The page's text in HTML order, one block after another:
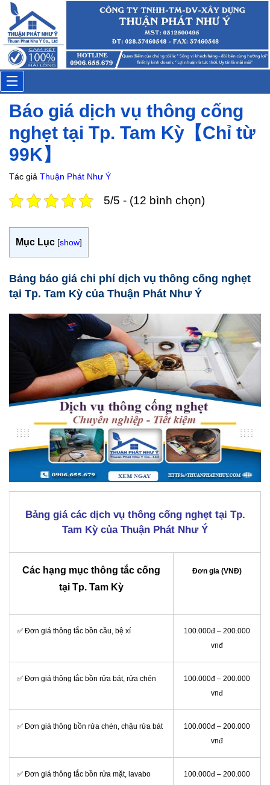
Toggle
navigation
Báo giá dịch vụ thông cống
nghẹt tại Tp. Tam Kỳ【Chỉ từ
99K】
Tác giả Thuận Phát Như Ý
5/5 - (12 bình chọn)
Mục Lục [show]
Bảng báo giá chi phí dịch vụ thông cống nghẹt
tại Tp. Tam Kỳ của Thuận Phát Như Ý
Bảng giá các dịch vụ thông cống nghẹt tại Tp.
Tam Kỳ của Thuận Phát Như Ý
Các hạng mục thông tắc cống
tại Tp. Tam Kỳ
Đơn gia (VNĐ)
✅ Đơn giá thông tắc bồn cầu, bệ xí
100.000đ – 200.000
vnđ
✅ Đơn giá thông tắc bồn rửa bát, rửa chén
100.000đ – 200.000
vnđ
✅ Đơn giá thông bồn rửa chén, chậu rửa bát
100.000đ – 200.000
vnđ
✅ Đơn giá thông tắc bồn rửa mặt, lavabo
100.000đ – 200.000
Thi
Đặt lịch: 15 phút trước